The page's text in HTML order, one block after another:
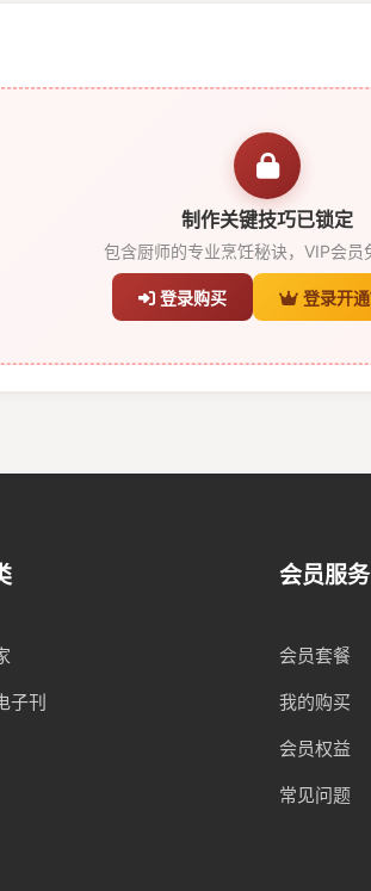
制作关键技巧已锁定
包含厨师的专业烹饪秘诀，VIP会员
登录购买 登录开
子刊
会员服务
会员套餐
我的购买
会员权益
常见问题